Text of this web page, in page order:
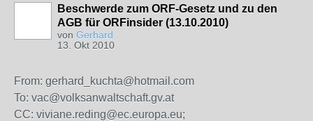
Beschwerde zum ORF-Gesetz und zu den
AGB für ORFinsider (13.10.2010)
von Gerhard
13. Okt 2010
From: gerhard_kuchta@hotmail.com
To: vac@volksanwaltschaft.gv.at
CC: viviane.reding@ec.europa.eu;